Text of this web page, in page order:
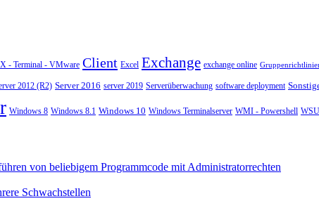
- Terminal - VMware Client Excel Exchange exchange online
2012 (R2) Server 2016 server 2019 Serverüberwachung software deployment
Windows 8 Windows 8.1 Windows 10 Windows Terminalserver WMI - Powershell
von beliebigem Programmcode mit Administratorrechten
Schwachstellen